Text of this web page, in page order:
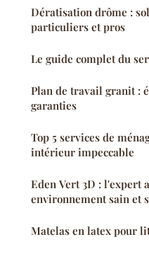
Dératisation drôme :
particuliers et pros
Le guide complet du
Plan de travail granit :
garanties
Top 5 services de
intérieur impeccable
Eden Vert 3D : l'expert
environnement sain et
Matelas en latex pour